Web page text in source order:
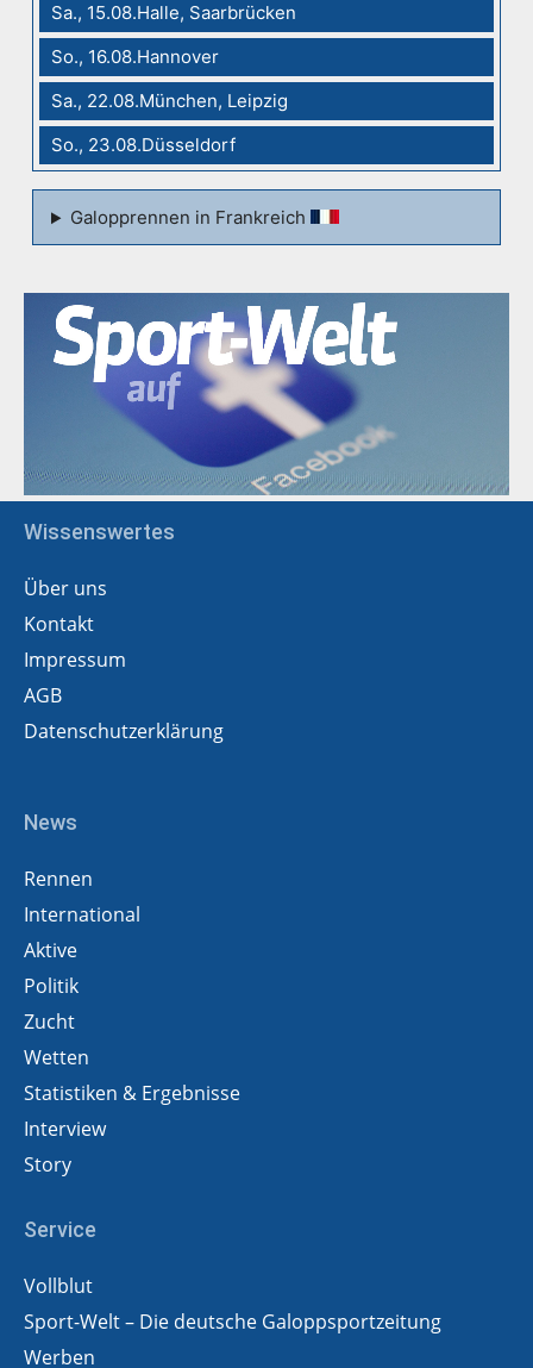
Sa., 15.08.Halle, Saarbrücken
So., 16.08.Hannover
Sa., 22.08.München, Leipzig
So., 23.08.Düsseldorf
Galopprennen in Frankreich
Wissenswertes
Über uns
Kontakt
Impressum
AGB
Datenschutzerklärung
News
Rennen
International
Aktive
Politik
Zucht
Wetten
Statistiken & Ergebnisse
Interview
Story
Service
Vollblut
Sport-Welt – Die deutsche Galoppsportzeitung
Werben